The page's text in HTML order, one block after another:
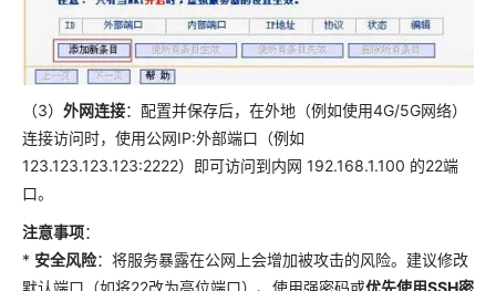
（3） 外网连接：配置并保存后，在外地（例如使用4G/5G网络）
连接访问时，使用公网IP:外部端口（例如
123.123.123.123:2222）即可访问到内网 192.168.1.100 的22端
口。
注意事项：
* 安全风险：将服务暴露在公网上会增加被攻击的风险。建议修改